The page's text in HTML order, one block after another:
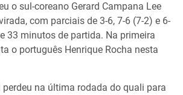
o sul-coreano Gerard Campana Lee
com parciais de 3-6, 7-6 (7-2) e 6-
33 minutos de partida. Na primeira
o português Henrique Rocha nesta
na última rodada do quali para